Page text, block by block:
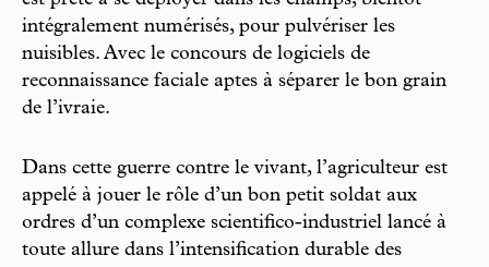
intégralement numérisés, pour pulvériser les
nuisibles. Avec le concours de logiciels de
reconnaissance faciale aptes à séparer le bon grain
de l’ivraie.
Dans cette guerre contre le vivant, l’agriculteur est
appelé à jouer le rôle d’un bon petit soldat aux
ordres d’un complexe scientifico-industriel lancé à
toute allure dans l’intensification durable des